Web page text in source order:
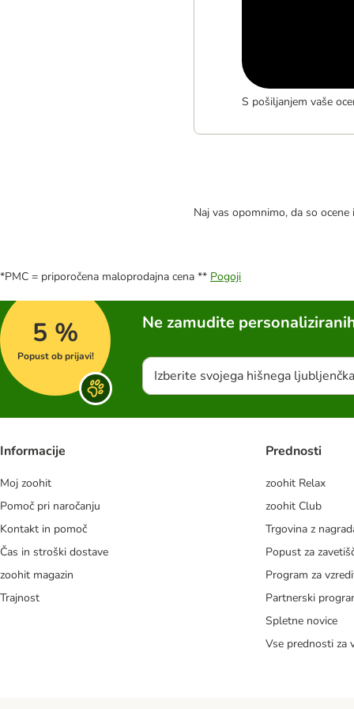
S pošiljanjem vaše
Naj vas opomnimo, da so
*PMC = priporočena maloprodajna cena ** Pogoji
5 %
Popust ob prijavi!
Ne zamudite
Izberite svojega hišnega ljubljenčka
Informacije
Moj zoohit
Pomoč pri naročanju
Kontakt in pomoč
Čas in stroški dostave
zoohit magazin
Trajnost
Prednosti
zoohit Relax
zoohit Club
Trgovina z
Popust za
Program za
Partnerski
Spletne novice
Vse prednosti za